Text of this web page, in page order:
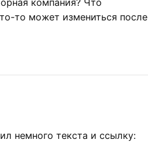
то может измениться после
немного текста и ссылку: